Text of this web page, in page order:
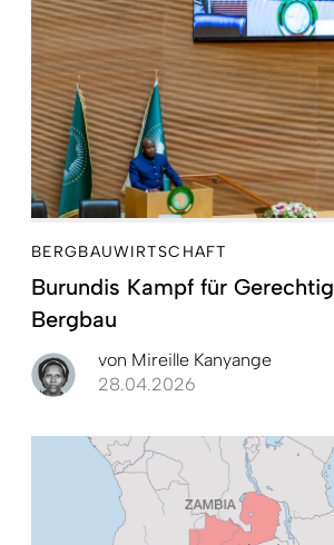
BERGBAUWIRTSCHAFT
Burundis Kampf für
Bergbau
von Mireille Kanyange
28.04.2026